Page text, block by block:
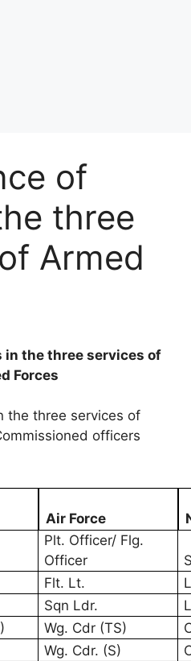
of
three
Armed
in the three services of
Forces
the three services of
officers
Air Force
Plt. Officer/ Flg.
Officer
Flt. Lt.
Sqn Ldr.
Wg. Cdr (TS)
Wg. Cdr. (S)